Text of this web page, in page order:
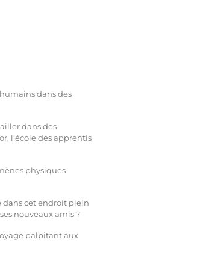
dans des
dans des
l'école des apprentis
physiques
dans cet endroit plein
nouveaux amis ?
palpitant aux